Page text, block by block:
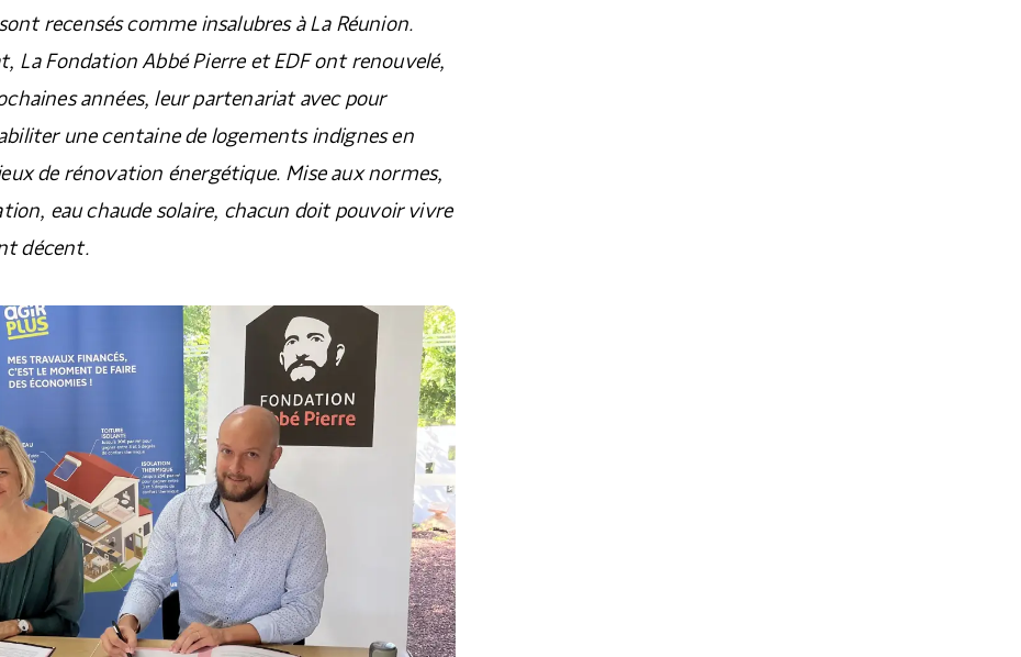
recensés comme insalubres à La Réunion.
La Fondation Abbé Pierre et EDF ont renouvelé,
années, leur partenariat avec pour
une centaine de logements indignes en
de rénovation énergétique. Mise aux normes,
eau chaude solaire, chacun doit pouvoir vivre
décent.